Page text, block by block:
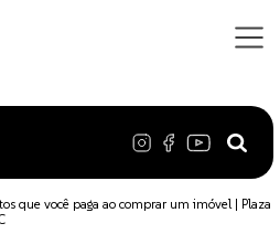
que você paga ao comprar um imóvel | Plaza